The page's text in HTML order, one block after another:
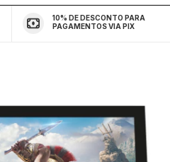
10% DE DESCONTO PARA
PAGAMENTOS VIA PIX